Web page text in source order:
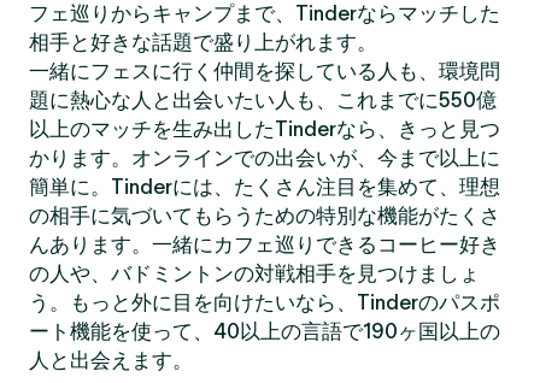
フェ巡りからキャンプまで、Tinderならマッチした
相手と好きな話題で盛り上がれます。
一緒にフェスに行く仲間を探している人も、環境問
題に熱心な人と出会いたい人も、これまでに550億
以上のマッチを生み出したTinderなら、きっと見つ
かります。オンラインでの出会いが、今まで以上に
簡単に。Tinderには、たくさん注目を集めて、理想
の相手に気づいてもらうための特別な機能がたくさ
んあります。一緒にカフェ巡りできるコーヒー好き
の人や、バドミントンの対戦相手を見つけましょ
う。もっと外に目を向けたいなら、Tinderのパスポ
ート機能を使って、40以上の言語で190ヶ国以上の
人と出会えます。